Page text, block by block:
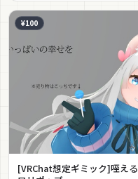
¥100
[VRChat想定ギミック]咥える